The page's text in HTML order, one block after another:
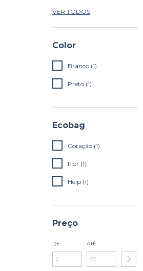
VER TODOS
Color
Branco (1)
Preto (1)
Ecobag
Coração (1)
Flor (1)
Help (1)
Preço
DE ATÉ